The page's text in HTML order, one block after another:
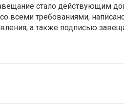
стало действующим
всеми требованиями,
а также подписью